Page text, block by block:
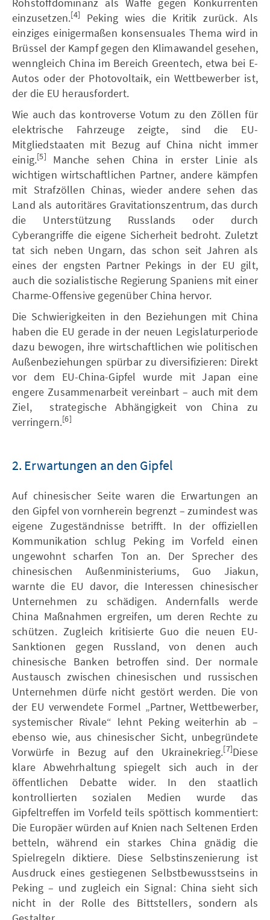
einzusetzen.[4]
Peking wies die Kritik zurück. Als
einziges einigermaßen konsensuales Thema wird in
Brüssel der Kampf gegen den Klimawandel gesehen,
wenngleich China im Bereich Greentech, etwa bei E-
Autos oder der Photovoltaik, ein Wettbewerber ist,
der die EU herausfordert.
Wie auch das kontroverse Votum zu den Zöllen für
elektrische Fahrzeuge zeigte, sind die EU-
Mitgliedstaaten mit Bezug auf China nicht immer
einig.[5]
Manche sehen China in erster Linie als
wichtigen wirtschaftlichen Partner, andere kämpfen
mit Strafzöllen Chinas, wieder andere sehen das
Land als autoritäres Gravitationszentrum, das durch
die Unterstützung Russlands oder durch
Cyberangriffe die eigene Sicherheit bedroht. Zuletzt
tat sich neben Ungarn, das schon seit Jahren als
eines der engsten Partner Pekings in der EU gilt,
auch die sozialistische Regierung Spaniens mit einer
Charme-Offensive gegenüber China hervor.
Die Schwierigkeiten in den Beziehungen mit China
haben die EU gerade in der neuen Legislaturperiode
dazu bewogen, ihre wirtschaftlichen wie politischen
Außenbeziehungen spürbar zu diversifizieren: Direkt
vor dem EU-China-Gipfel wurde mit Japan eine
engere Zusammenarbeit vereinbart – auch mit dem
Ziel, strategische Abhängigkeit von China zu
verringern.[6]
2. Erwartungen an den Gipfel
Auf chinesischer Seite waren die Erwartungen an
den Gipfel von vornherein begrenzt – zumindest was
eigene Zugeständnisse betrifft. In der offiziellen
Kommunikation schlug Peking im Vorfeld einen
ungewohnt scharfen Ton an. Der Sprecher des
chinesischen Außenministeriums, Guo Jiakun,
warnte die EU davor, die Interessen chinesischer
Unternehmen zu schädigen. Andernfalls werde
China Maßnahmen ergreifen, um deren Rechte zu
schützen. Zugleich kritisierte Guo die neuen EU-
Sanktionen gegen Russland, von denen auch
chinesische Banken betroffen sind. Der normale
Austausch zwischen chinesischen und russischen
Unternehmen dürfe nicht gestört werden. Die von
der EU verwendete Formel „Partner, Wettbewerber,
systemischer Rivale“ lehnt Peking weiterhin ab –
ebenso wie, aus chinesischer Sicht, unbegründete
Vorwürfe in Bezug auf den Ukrainekrieg.[7]Diese
klare Abwehrhaltung spiegelt sich auch in der
öffentlichen Debatte wider. In den staatlich
kontrollierten sozialen Medien wurde das
Gipfeltreffen im Vorfeld teils spöttisch kommentiert:
Die Europäer würden auf Knien nach Seltenen Erden
betteln, während ein starkes China gnädig die
Spielregeln diktiere. Diese Selbstinszenierung ist
Ausdruck eines gestiegenen Selbstbewusstseins in
Peking – und zugleich ein Signal: China sieht sich
nicht in der Rolle des Bittstellers, sondern als